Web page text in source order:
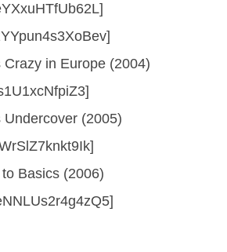
Crazy in Europe (2004)
(2005)
Basics (2006)